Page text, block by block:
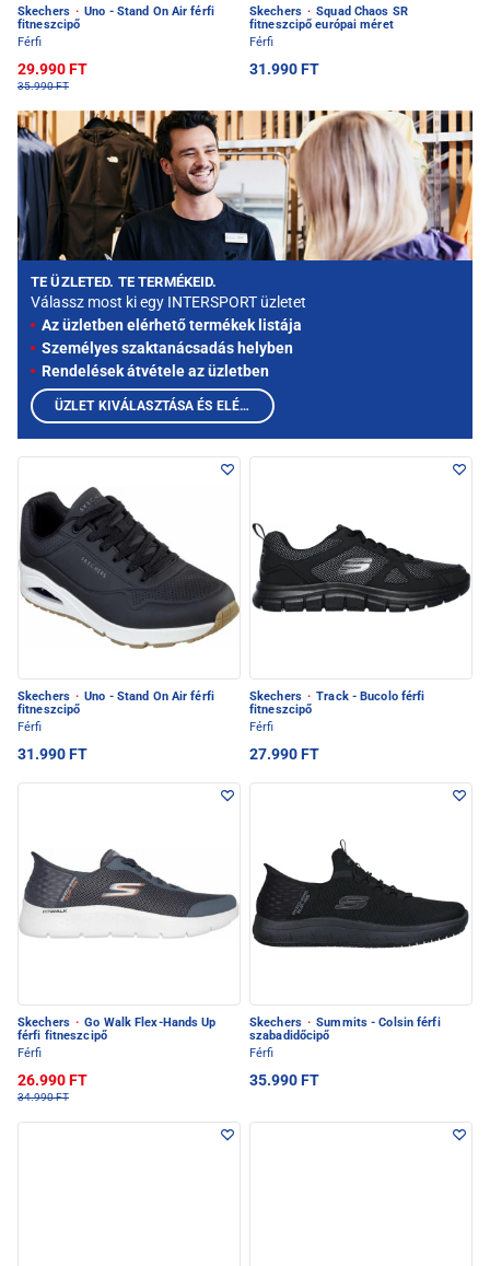
Skechers · Uno - Stand On Air férfi
fitneszcipő
Férfi
29.990 FT
35.990 FT
Skechers · Squad Chaos SR
fitneszcipő európai méret
Férfi
31.990 FT
Skechers · Uno - Stand On Air férfi
fitneszcipő
Férfi
31.990 FT
Skechers · Track - Bucolo férfi
fitneszcipő
Férfi
27.990 FT
Skechers · Go Walk Flex-Hands Up
férfi fitneszcipő
Férfi
26.990 FT
34.990 FT
Skechers · Summits - Colsin férfi
szabadidőcipő
Férfi
35.990 FT
TE ÜZLETED. TE TERMÉKEID.
Válassz most ki egy INTERSPORT üzletet
Az üzletben elérhető termékek listája
Személyes szaktanácsadás helyben
Rendelések átvétele az üzletben
ÜZLET KIVÁLASZTÁSA ÉS ELÉRHETŐ TERMÉKEK MEGTEKINTÉSE